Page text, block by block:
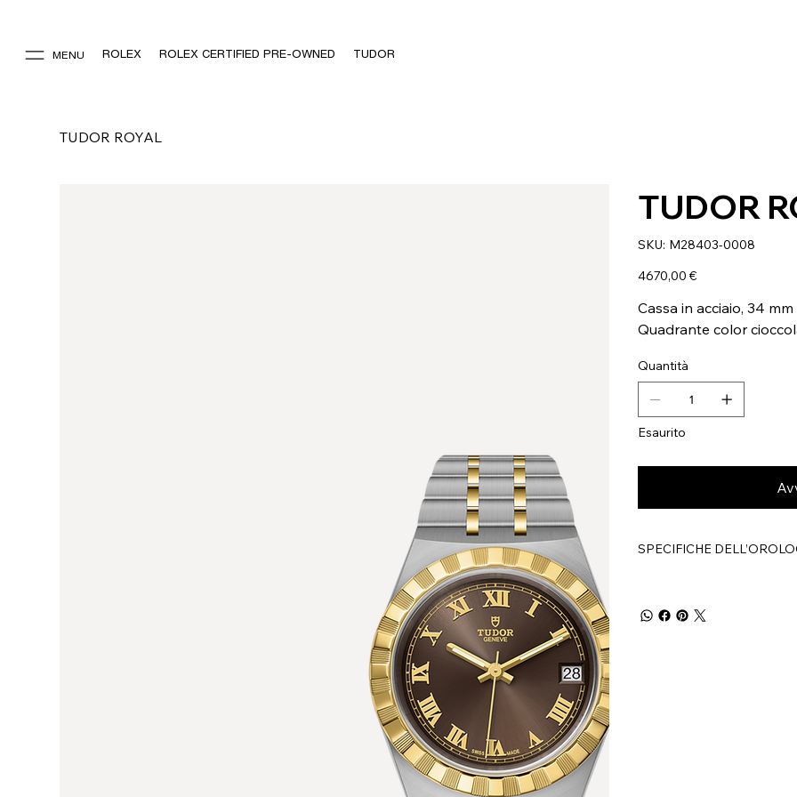
MENU ROLEX ROLEX CERTIFIED PRE-OWNED TUDOR
TUDOR ROYAL
TUDOR
SKU: SKU
M28403-
M28403-0008
Prezzo
4670,00 €
Cassa in acciaio, 34 mm
Quadrante color
Quantità
Esaurito
SPECIFICHE